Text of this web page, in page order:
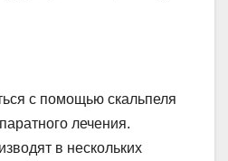
с помощью скальпеля
лечения.
в нескольких